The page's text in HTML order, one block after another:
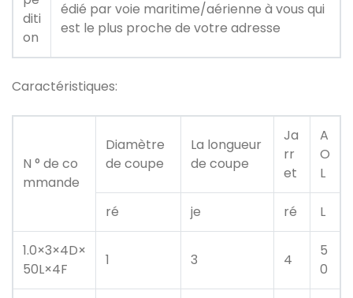
diti
on
édié par voie maritime/aérienne à vous qui
est le plus proche de votre adresse
Caractéristiques:
N ° de co
mmande
Diamètre
de coupe
La longueur
de coupe
Ja
rr
et
A
O
L
ré je ré L
1.0×3×4D×
50L×4F
1 3 4
5
0